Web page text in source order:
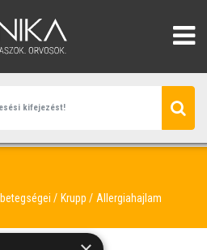
Krupp Allergiahajlam